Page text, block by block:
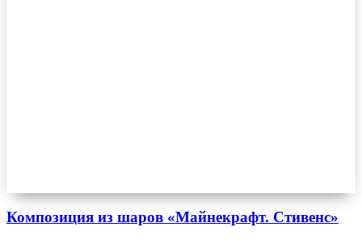
Композиция из шаров «Майнекрафт. Стивенс»